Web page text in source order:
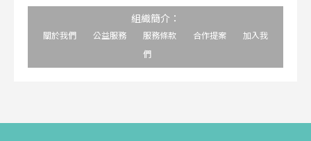
組織簡介：
關於我們 公益服務 服務條款 合作提案
加入我
們